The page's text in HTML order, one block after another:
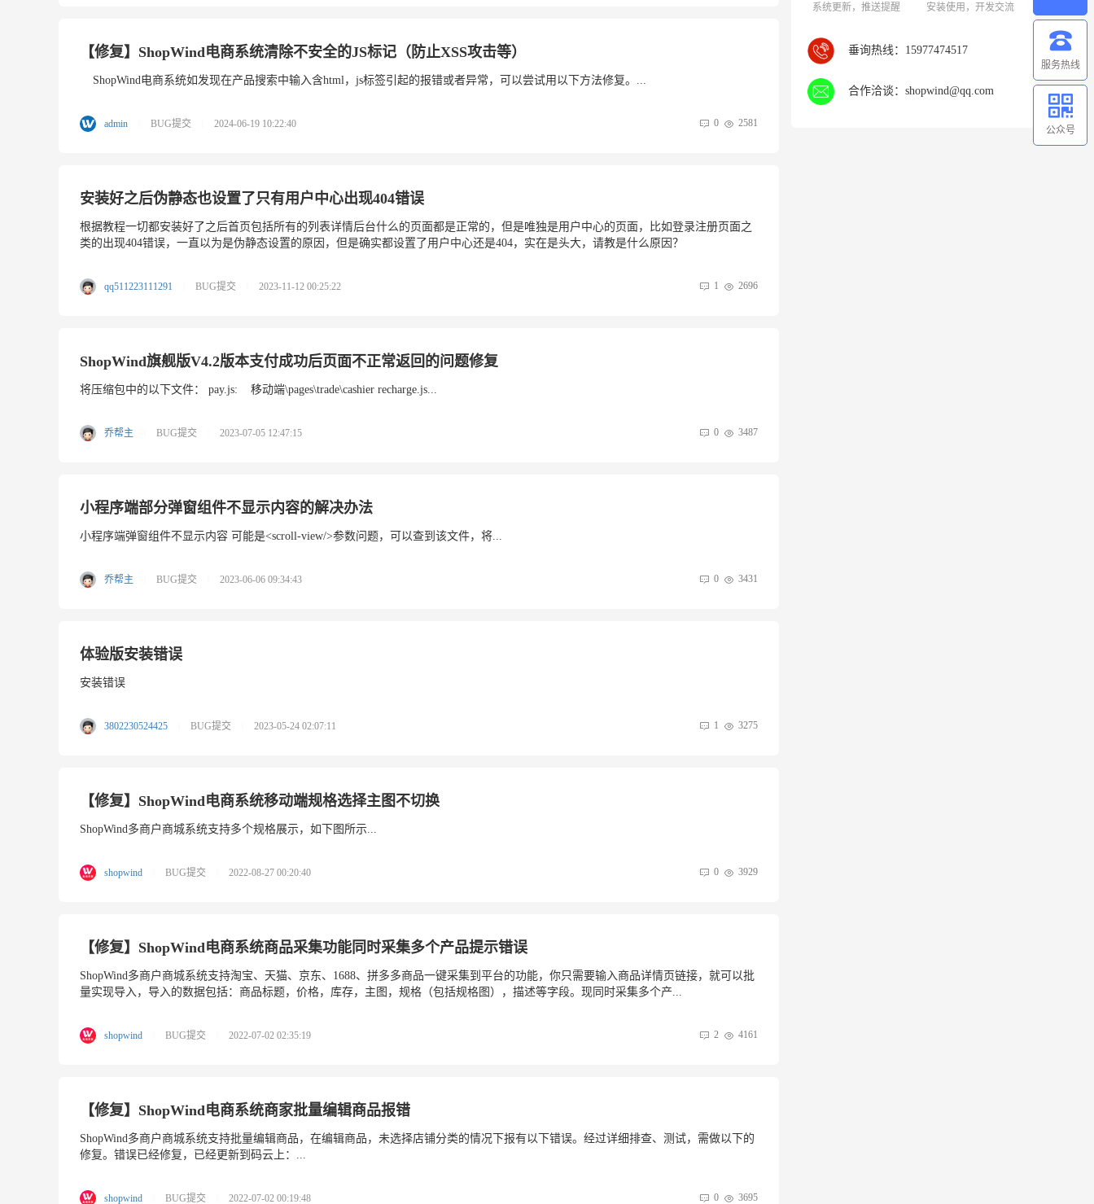
【修复】ShopWind电商系统清除不安全的JS标记（防止XSS攻击等）
ShopWind电商系统如发现在产品搜索中输入含html，js标签引起的报错或者异常，可以尝试用以下方法修复。...
admin BUG提交 2024-06-19 10:22:40 0 2581
安装好之后伪静态也设置了只有用户中心出现404错误
根据教程一切都安装好了之后首页包括所有的列表详情后台什么的页面都是正常的，但是唯独是用户中心的页面，比如登录注册页面之
类的出现404错误，一直以为是伪静态设置的原因，但是确实都设置了用户中心还是404，实在是头大，请教是什么原因？
qq511223111291 BUG提交 2023-11-12 00:25:22 1 2696
ShopWind旗舰版V4.2版本支付成功后页面不正常返回的问题修复
将压缩包中的以下文件： pay.js: 移动端\pages\trade\cashier recharge.js...
乔帮主 BUG提交 2023-07-05 12:47:15 0 3487
小程序端部分弹窗组件不显示内容的解决办法
小程序端弹窗组件不显示内容 可能是<scroll-view/>参数问题，可以查到该文件，将...
乔帮主 BUG提交 2023-06-06 09:34:43 0 3431
体验版安装错误
安装错误
3802230524425 BUG提交 2023-05-24 02:07:11 1 3275
【修复】ShopWind电商系统移动端规格选择主图不切换
ShopWind多商户商城系统支持多个规格展示，如下图所示...
shopwind BUG提交 2022-08-27 00:20:40 0 3929
【修复】ShopWind电商系统商品采集功能同时采集多个产品提示错误
ShopWind多商户商城系统支持淘宝、天猫、京东、1688、拼多多商品一键采集到平台的功能，你只需要输入商品详情页链接，就可以批
量实现导入，导入的数据包括：商品标题，价格，库存，主图，规格（包括规格图），描述等字段。现同时采集多个产...
shopwind BUG提交 2022-07-02 02:35:19 2 4161
【修复】ShopWind电商系统商家批量编辑商品报错
ShopWind多商户商城系统支持批量编辑商品，在编辑商品，未选择店铺分类的情况下报有以下错误。经过详细排查、测试，需做以下的
修复。错误已经修复，已经更新到码云上：...
shopwind BUG提交 2022-07-02 00:19:48 0 3695
系统更新，推送提醒 安装使用，开发交流
垂询热线： 15977474517
合作洽谈： shopwind@qq.com
服务热线
公众号